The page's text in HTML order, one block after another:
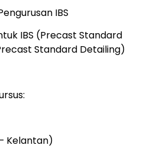
IBS
IBS (Precast Standard
Standard Detailing)
Kelantan)